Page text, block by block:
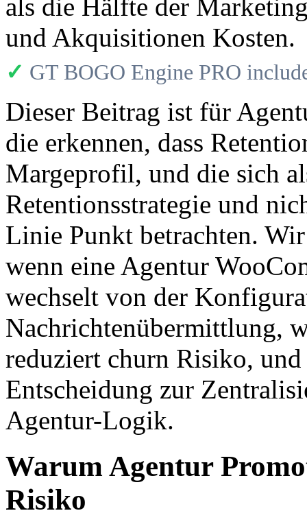
als die Hälfte der
und Akquisitionen Kosten.
✓ GT BOGO Engine PRO
Dieser Beitrag ist für
die erkennen, dass
Margeprofil, und die sich
Retentionsstrategie und
Linie Punkt betrachten.
wenn eine Agentur
wechselt von der
Nachrichtenübermittlung,
reduziert churn Risiko,
Entscheidung zur
Agentur-Logik.
Warum Agentur
Risiko